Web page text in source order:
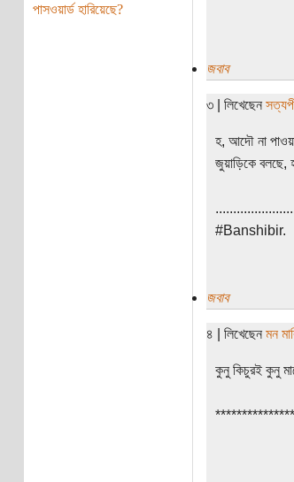
পাসওয়ার্ড হারিয়েছে?
জবাব
৩ | লিখেছেন
হ, আদৌ না
জুয়াড়িকে বলছে,
#Banshibir.
জবাব
৪ | লিখেছেন মন
কুনু কিচুরই কুনু